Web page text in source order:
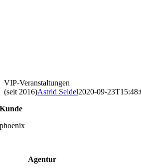
VIP‐Veranstaltungen
(seit 2016)Astrid Seidel2020-09-
Kunde
phoenix
Agentur